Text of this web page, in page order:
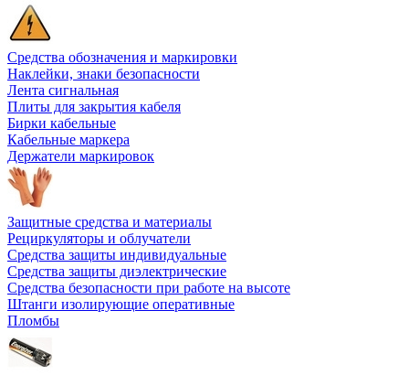
Средства обозначения и маркировки
Наклейки, знаки безопасности
Лента сигнальная
Плиты для закрытия кабеля
Бирки кабельные
Кабельные маркера
Держатели маркировок
Защитные средства и материалы
Рециркуляторы и облучатели
Средства защиты индивидуальные
Средства защиты диэлектрические
Средства безопасности при работе на высоте
Штанги изолирующие оперативные
Пломбы